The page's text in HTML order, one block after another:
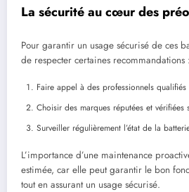
La sécurité au cœur des
Pour garantir un usage sécurisé de ces
de respecter certaines recommandations :
Faire appel à des professionnels
Choisir des marques réputées et vérifiées
Surveiller régulièrement l’état de la
L’importance d’une maintenance
estimée, car elle peut garantir le bon
tout en assurant un usage sécurisé.